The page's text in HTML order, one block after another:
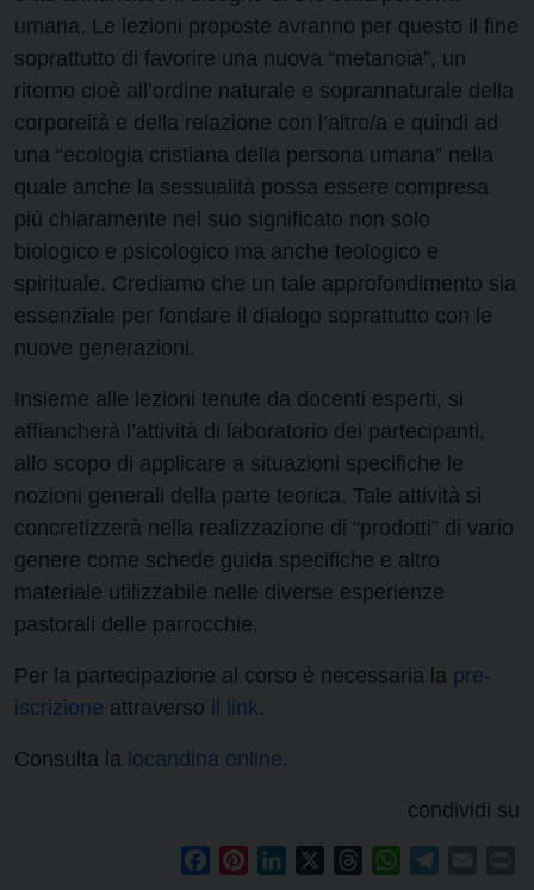
umana. Le lezioni proposte avranno per questo il fine
soprattutto di favorire una nuova “metanoia”, un
ritorno cioè all’ordine naturale e soprannaturale della
corporeità e della relazione con l’altro/a e quindi ad
una “ecologia cristiana della persona umana” nella
quale anche la sessualità possa essere compresa
più chiaramente nel suo significato non solo
biologico e psicologico ma anche teologico e
spirituale. Crediamo che un tale approfondimento sia
essenziale per fondare il dialogo soprattutto con le
nuove generazioni.
Insieme alle lezioni tenute da docenti esperti, si
affiancherà l’attività di laboratorio dei partecipanti,
allo scopo di applicare a situazioni specifiche le
nozioni generali della parte teorica. Tale attività si
concretizzerà nella realizzazione di “prodotti” di vario
genere come schede guida specifiche e altro
materiale utilizzabile nelle diverse esperienze
pastorali delle parrocchie.
Per la partecipazione al corso è necessaria la pre-
iscrizione attraverso il link.
Consulta la locandina online.
condividi su
FacebookPinterestLinkedIn ThreadsWhatsApp